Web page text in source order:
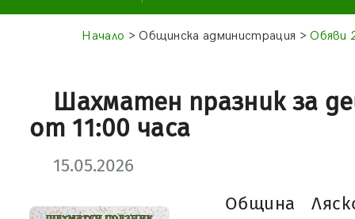
Начало > Общинска администрация >Обяви
Шахматен празник за
от 11:00 часа
15.05.2026
Община